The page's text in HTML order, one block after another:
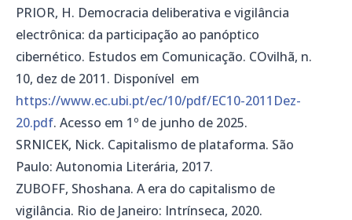
PRIOR, H. Democracia deliberativa e vigilância
electrônica: da participação ao panóptico
cibernético. Estudos em Comunicação. COvilhã, n.
10, dez de 2011. Disponível em
https://www.ec.ubi.pt/ec/10/pdf/EC10-2011Dez-
20.pdf. Acesso em 1º de junho de 2025.
SRNICEK, Nick. Capitalismo de plataforma. São
Paulo: Autonomia Literária, 2017.
ZUBOFF, Shoshana. A era do capitalismo de
vigilância. Rio de Janeiro: Intrínseca, 2020.